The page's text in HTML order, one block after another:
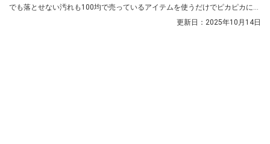
でも落とせない汚れも100均で売っているアイテムを使うだけでピカピカにな
更新日： 2025年10月14日